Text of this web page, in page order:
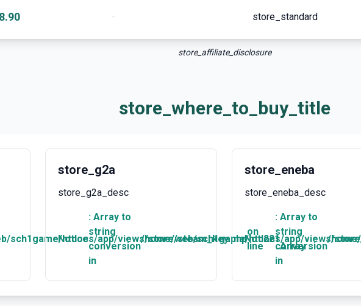
- store_standard
store_affiliate_disclosure
store_where_to_buy_title
sch1game/htdocs/app/views/store/steam_key.php
on
line
221
Array
store_g2a
store_g2a_desc
Notice
: Array to
string
conversion
in
/home/web/sch1game/htdocs/app/views/
store_eneba
store_eneba_desc
Notice
: Array to
string
conversion
in
/